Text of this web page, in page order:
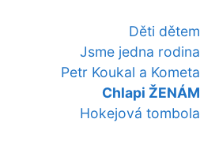
Děti dětem
Jsme jedna rodina
Petr Koukal a Kometa
Chlapi ŽENÁM
Hokejová tombola